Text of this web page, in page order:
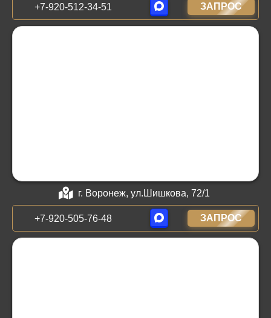
+7-920-512-34-51 ЗАПРОС
г. Воронеж, ул.Шишкова, 72/1
+7-920-505-76-48 ЗАПРОС